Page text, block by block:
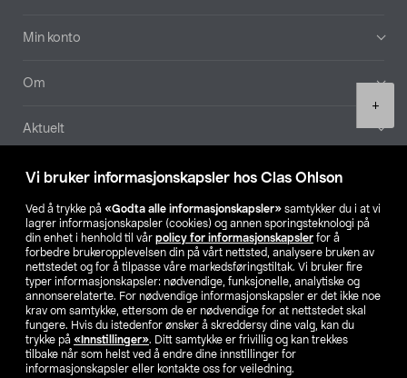
Vi bruker informasjonskapsler hos Clas Ohlson
Ved å trykke på «Godta alle informasjonskapsler» samtykker du i at vi
lagrer informasjonskapsler (cookies) og annen sporingsteknologi på
din enhet i henhold til vår policy for informasjonskapsler for å
forbedre brukeropplevelsen din på vårt nettsted, analysere bruken av
nettstedet og for å tilpasse våre markedsføringstiltak. Vi bruker fire
typer informasjonskapsler: nødvendige, funksjonelle, analytiske og
annonserelaterte. For nødvendige informasjonskapsler er det ikke noe
krav om samtykke, ettersom de er nødvendige for at nettstedet skal
fungere. Hvis du istedenfor ønsker å skreddersy dine valg, kan du
trykke på «Innstillinger». Ditt samtykke er frivillig og kan trekkes
tilbake når som helst ved å endre dine innstillinger for
informasjonskapsler eller kontakte oss for veiledning.
+
Min konto
Om
Aktuelt
Våre selskaper
Finn din butikk
SE NO FI